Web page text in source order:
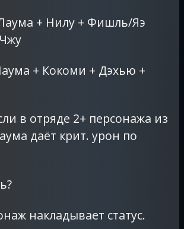
+ Нилу + Фишль/Яэ
+ Кокоми + Дэхью +
в отряде 2+ персонажа из
даёт крит. урон по
накладывает статус.